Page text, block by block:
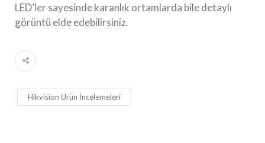
LED’ler sayesinde karanlık ortamlarda bile detaylı
görüntü elde edebilirsiniz.
Hikvision Ürün İncelemeleri